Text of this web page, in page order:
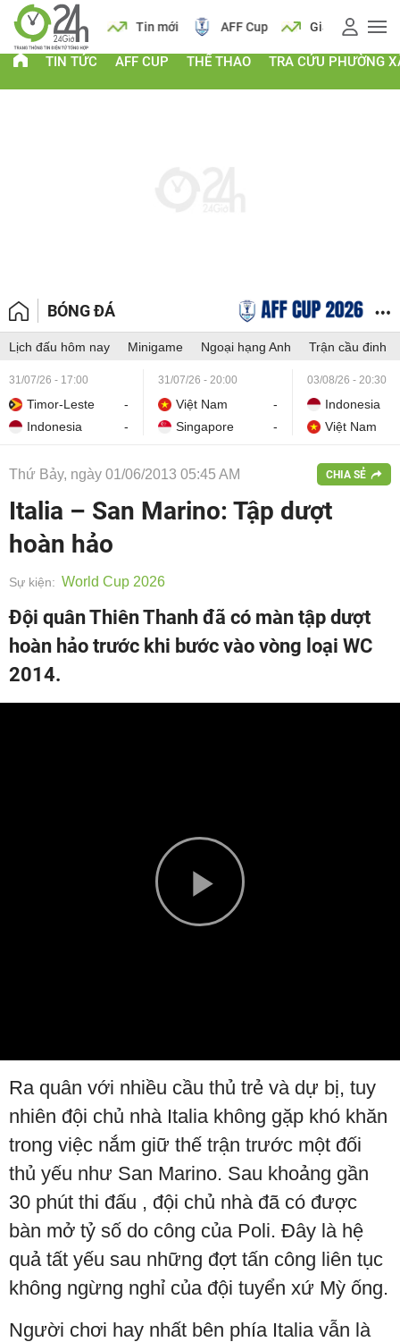
Lịch Tin mới AFF Cup Giá vàng
TIN TỨC AFF CUP THỂ THAO TRA CỨU PHƯỜNG
BÓNG ĐÁ
Lịch đấu hôm nay Minigame Ngoại hạng Anh Trận cầu đinh
31/07/26 - 17:00
Timor-Leste
-
Indonesia
-
31/07/26 - 20:00
Việt Nam
-
Singapore
-
03/08/26 - 20:30
Indonesia
Việt Nam
Thứ Bảy, ngày 01/06/2013 05:45 AM CHIA SẺ
Italia – San Marino: Tập dượt
hoàn hảo
Sự kiện: World Cup 2026
Đội quân Thiên Thanh đã có màn tập dượt
hoàn hảo trước khi bước vào vòng loại WC
2014.
Play
Ra quân với nhiều cầu thủ trẻ và dự bị, tuy
nhiên đội chủ nhà Italia không gặp khó khăn
trong việc nắm giữ thế trận trước một đối
thủ yếu như San Marino. Sau khoảng gần
30 phút thi đấu , đội chủ nhà đã có được
bàn mở tỷ số do công của Poli. Đây là hệ
quả tất yếu sau những đợt tấn công liên tục
không ngừng nghỉ của đội tuyển xứ Mỳ ống.
Người chơi hay nhất bên phía Italia vẫn là